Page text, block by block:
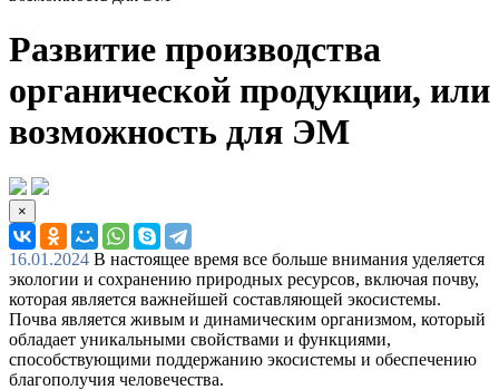
Развитие производства
органической продукции, или
возможность для ЭМ
×
16.01.2024 В настоящее время все больше внимания уделяется
экологии и сохранению природных ресурсов, включая почву,
которая является важнейшей составляющей экосистемы.
Почва является живым и динамическим организмом, который
обладает уникальными свойствами и функциями,
способствующими поддержанию экосистемы и обеспечению
благополучия человечества.